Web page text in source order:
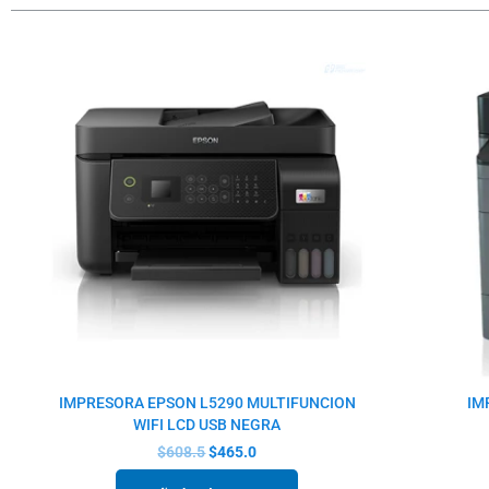
IMPRESORA EPSON L5290 MULTIFUNCION
WIFI LCD USB NEGRA
$608.5
$608.5.
$465.0
$465.0.